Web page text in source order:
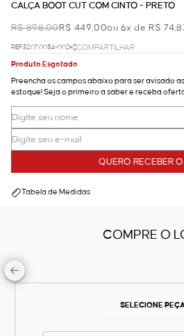
CALÇA BOOT CUT COM CINTO - PRETO
R$ 898,00R$ 449,00ou 6x de R$
REF.52.07.0034-002
COMPARTILHAR
Produto Esgotado
Preencha os campos abaixo para ser avisado
estoque! Seja o primeiro a saber e receba
QUERO RECEBER
Tabela de Medidas
COMPRE O
SELECIONE